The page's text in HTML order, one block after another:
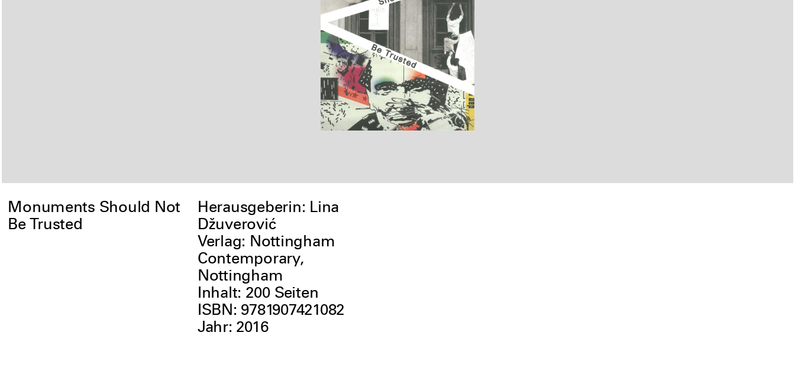
Monuments Should Not
Be Trusted
Herausgeberin: Lina
Džuverović
Verlag: Nottingham
Contemporary,
Nottingham
Inhalt: 200 Seiten
ISBN: 9781907421082
Jahr: 2016